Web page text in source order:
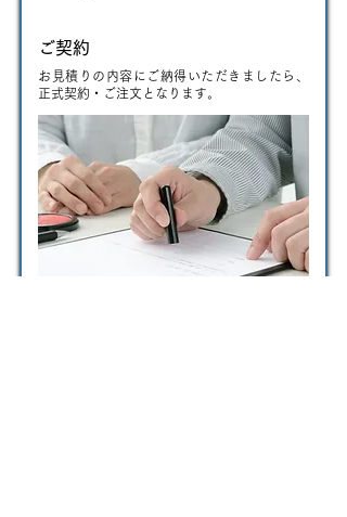
ご契約
お見積りの内容にご納得いただきましたら、
正式契約・ご注文となります。